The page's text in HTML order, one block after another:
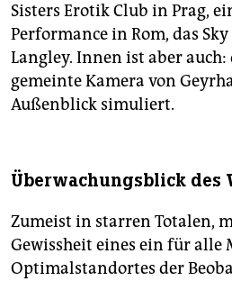
Sisters Erotik Club in Prag,
Performance in Rom, das
Langley. Innen ist aber
gemeinte Kamera von
Außenblick simuliert.
Überwachungsblick des
Zumeist in starren Totalen,
Gewissheit eines ein für alle
Optimalstandortes der